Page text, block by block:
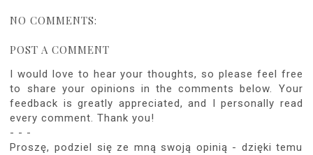
NO COMMENTS:
POST A COMMENT
I would love to hear your thoughts, so please feel free
to share your opinions in the comments below. Your
feedback is greatly appreciated, and I personally read
every comment. Thank you!
- - -
Proszę, podziel się ze mną swoją opinią - dzięki temu